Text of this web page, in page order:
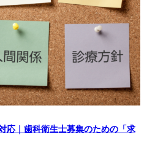
応｜歯科衛生士募集のための「求